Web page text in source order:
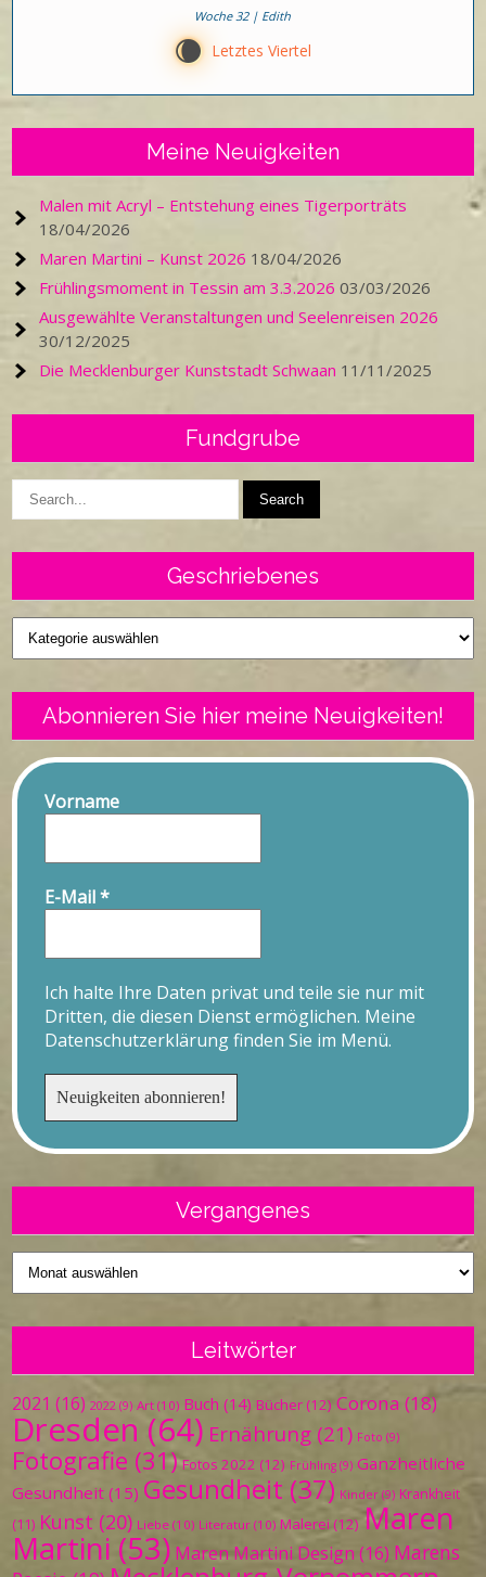
Woche 32 | Edith
W Letztes Viertel
Meine Neuigkeiten
Malen mit Acryl – Entstehung eines Tigerporträts
18/04/2026
Maren Martini – Kunst 2026 18/04/2026
Frühlingsmoment in Tessin am 3.3.2026 03/03/2026
Ausgewählte Veranstaltungen und Seelenreisen 2026
30/12/2025
Die Mecklenburger Kunststadt Schwaan 11/11/2025
Fundgrube
Geschriebenes
Geschriebenes
Abonnieren Sie hier meine Neuigkeiten!
Vorname
E-Mail*
Ich halte Ihre Daten privat und teile sie nur mit
Dritten, die diesen Dienst ermöglichen. Meine
Datenschutzerklärung finden Sie im Menü.
Vergangenes
Vergangenes
Leitwörter
2021 (16) 2022 (9) Art (10) Buch (14) Bücher (12) Corona (18)
Dresden (64) Ernährung (21) Foto (9)
Fotografie (31) Fotos 2022 (12) Frühling (9) Ganzheitliche
Gesundheit (15) Gesundheit (37) Kinder (9) Krankheit
(11) Kunst (20) Liebe (10) Literatur (10) Malerei (12) Maren
Martini (53) Maren Martini Design (16) Marens